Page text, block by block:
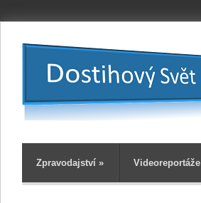
Zpravodajství » Videoreportáže